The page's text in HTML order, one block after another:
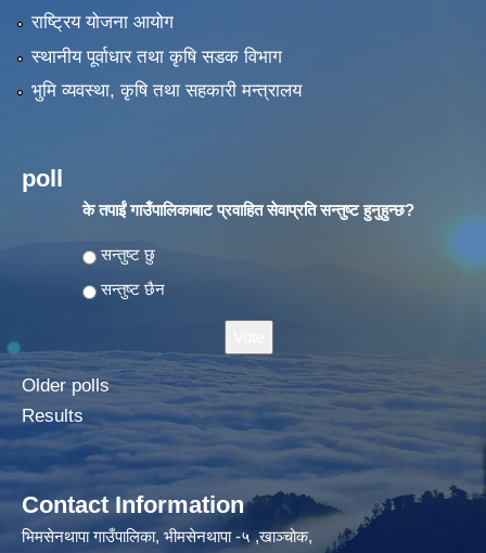
राष्ट्रिय योजना आयोग
स्थानीय पूर्वाधार तथा कृषि सडक विभाग
भुमि व्यवस्था, कृषि तथा सहकारी मन्त्रालय
poll
के तपाईं गाउँपालिकाबाट प्रवाहित सेवाप्रति सन्तुष्ट हुनुहुन्छ?
Choices
सन्तुष्ट छु
सन्तुष्ट छैन
Older polls
Results
Contact Information
भिमसेनथापा गाउँपालिका, भीमसेनथापा -५ ,खाञ्चोक,